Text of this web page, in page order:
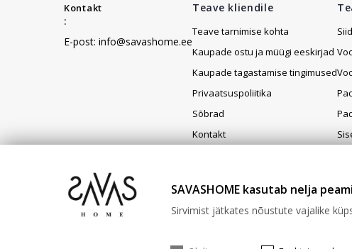
Kontakt
:
E-post: info@savashome.ee
Teave kliendile
Teave tarnimise kohta
Kaupade ostu ja müügi eeskirjad
Kaupade tagastamise tingimused
Privaatsuspoliitika
Sõbrad
Kontakt
Siid
SAVASHOME kasutab nelja
Sirvimist jätkates nõustute vajalike